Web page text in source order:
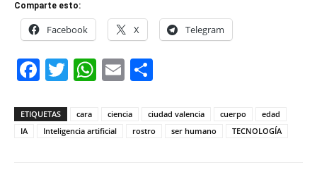
Comparte esto:
Facebook X Telegram
Facebook
Twitter
WhatsApp
Email
ETIQUETAS cara ciencia ciudad valencia cuerpo
edad
IA
Inteligencia artificial rostro ser humano TECNOLOGÍA